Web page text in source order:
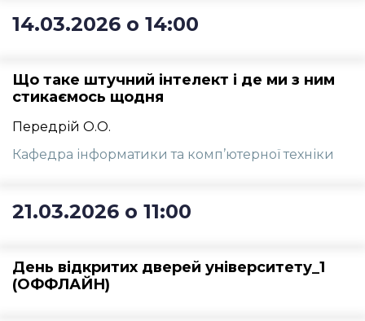
14.03.2026 о 14:00
Що таке штучний інтелект і де ми з ним
стикаємось щодня
Передрій О.О.
Кафедра інформатики та комп’ютерної техніки
21.03.2026 о 11:00
День відкритих дверей університету_1
(ОФФЛАЙН)